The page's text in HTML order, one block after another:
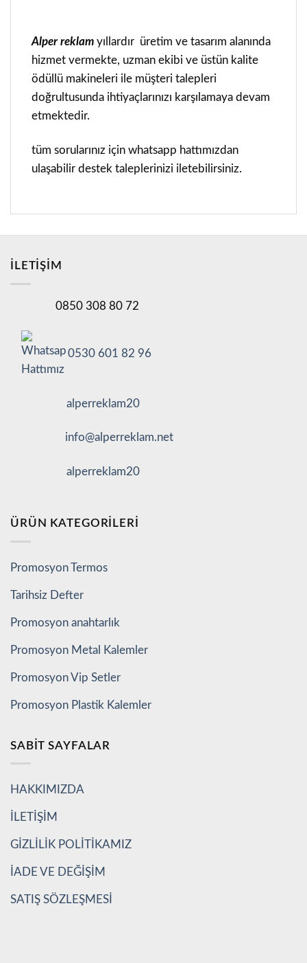
Alper reklam yıllardır üretim ve tasarım alanında
hizmet vermekte, uzman ekibi ve üstün kalite
ödüllü makineleri ile müşteri talepleri
doğrultusunda ihtiyaçlarınızı karşılamaya devam
etmektedir.
tüm sorularınız için whatsapp hattımızdan
ulaşabilir destek taleplerinizi iletebilirsiniz.
İLETİŞİM
0850 308 80 72
0530 601 82 96
alperreklam20
info@alperreklam.net
alperreklam20
ÜRÜN KATEGORILERI
Promosyon Termos
Tarihsiz Defter
Promosyon anahtarlık
Promosyon Metal Kalemler
Promosyon Vip Setler
Promosyon Plastik Kalemler
SABIT SAYFALAR
HAKKIMIZDA
İLETİŞİM
GİZLİLİK POLİTİKAMIZ
İADE VE DEĞİŞİM
SATIŞ SÖZLEŞMESİ